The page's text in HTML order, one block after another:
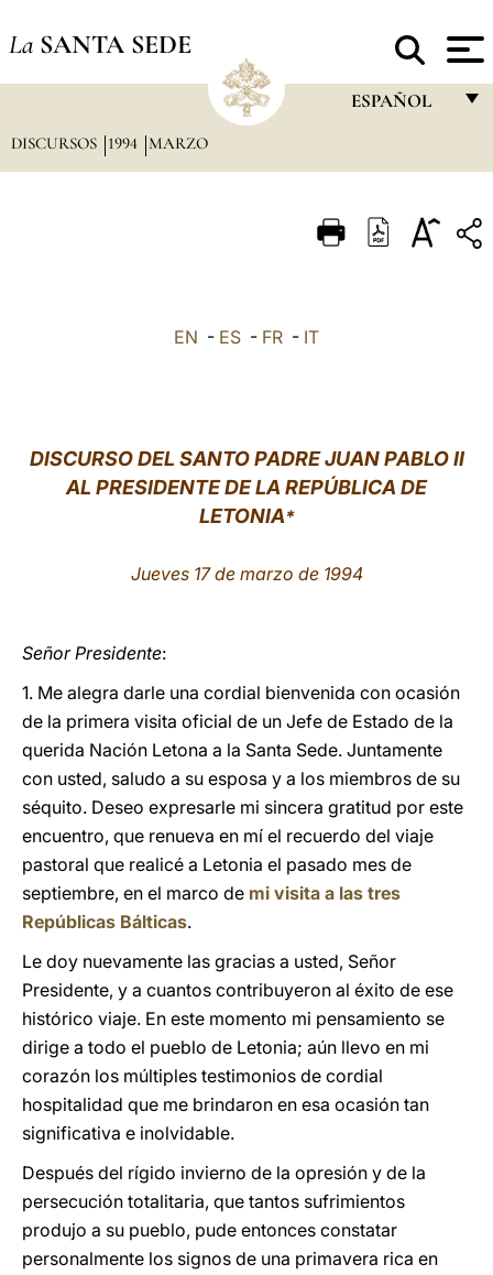
La SANTA SEDE
ESPAÑOL
ITALIANO
中文
DISCURSOS 1994 MARZO
EN - ES - FR - IT
DISCURSO DEL SANTO PADRE JUAN PABLO II
AL PRESIDENTE DE LA REPÚBLICA DE
LETONIA*
Jueves 17 de marzo de 1994
Señor Presidente:
1. Me alegra darle una cordial bienvenida con ocasión
de la primera visita oficial de un Jefe de Estado de la
querida Nación Letona a la Santa Sede. Juntamente
con usted, saludo a su esposa y a los miembros de su
séquito. Deseo expresarle mi sincera gratitud por este
encuentro, que renueva en mí el recuerdo del viaje
pastoral que realicé a Letonia el pasado mes de
septiembre, en el marco de mi visita a las tres
Repúblicas Bálticas.
Le doy nuevamente las gracias a usted, Señor
Presidente, y a cuantos contribuyeron al éxito de ese
histórico viaje. En este momento mi pensamiento se
dirige a todo el pueblo de Letonia; aún llevo en mi
corazón los múltiples testimonios de cordial
hospitalidad que me brindaron en esa ocasión tan
significativa e inolvidable.
Después del rígido invierno de la opresión y de la
persecución totalitaria, que tantos sufrimientos
produjo a su pueblo, pude entonces constatar
personalmente los signos de una primavera rica en